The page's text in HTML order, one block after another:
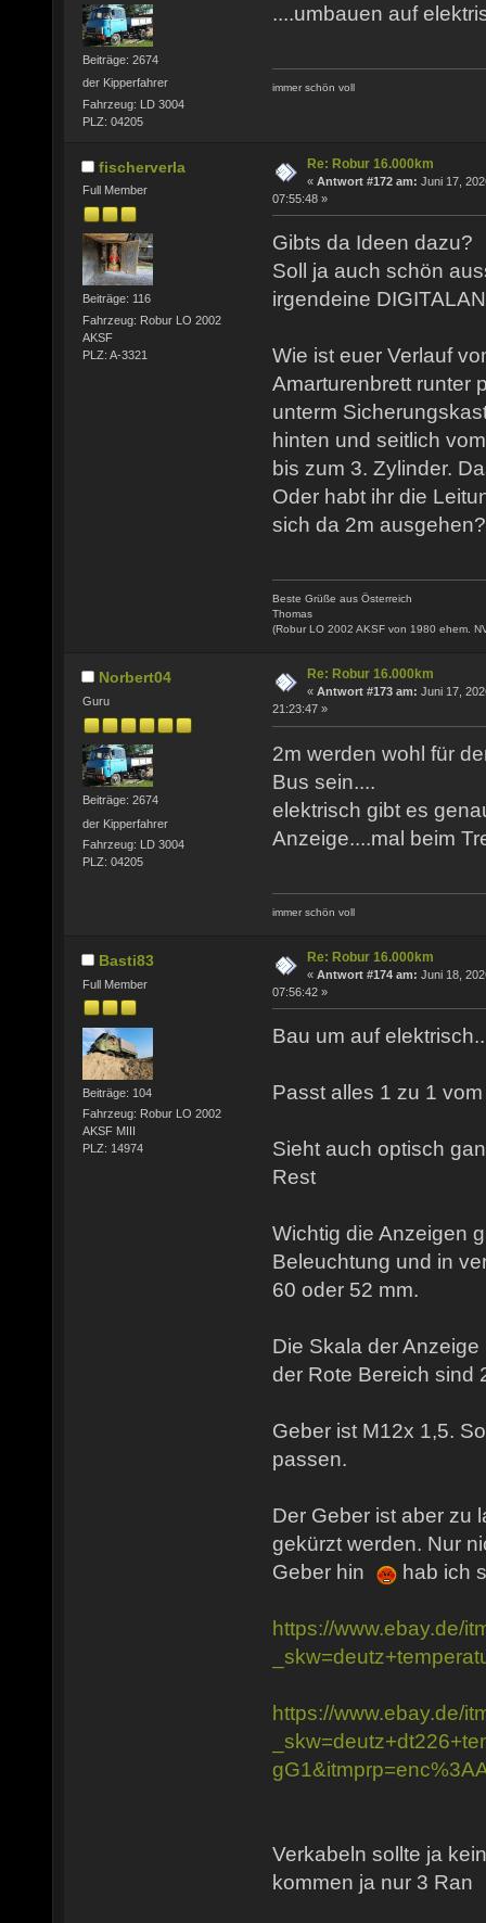
Beiträge: 2674
der Kipperfahrer
Fahrzeug: LD 3004
PLZ: 04205
....umbauen auf
immer schön voll
fischerverla
Full Member
Beiträge: 116
Fahrzeug: Robur LO 2002
AKSF
PLZ: A-3321
Re: Robur 16.000km
« Antwort #172 am: Juni 17,
07:55:48 »
Gibts da Ideen dazu?
Soll ja auch schön
irgendeine
Wie ist euer Verlauf
Amarturenbrett runter
unterm
hinten und seitlich
bis zum 3. Zylinder.
Oder habt ihr die
sich da 2m ausgehen?
Beste Grüße aus Österreich
Thomas
(Robur LO 2002 AKSF von 1980 ehem.
Norbert04
Guru
Beiträge: 2674
der Kipperfahrer
Fahrzeug: LD 3004
PLZ: 04205
Re: Robur 16.000km
« Antwort #173 am: Juni 17,
21:23:47 »
2m werden wohl für
Bus sein....
elektrisch gibt es
Anzeige....mal beim
immer schön voll
Basti83
Full Member
Beiträge: 104
Fahrzeug: Robur LO 2002
AKSF MIII
PLZ: 14974
Re: Robur 16.000km
« Antwort #174 am: Juni 18,
07:56:42 »
Bau um auf
Passt alles 1 zu 1
Sieht auch optisch
Rest
Wichtig die Anzeigen
Beleuchtung und in
60 oder 52 mm.
Die Skala der
der Rote Bereich sind
Geber ist M12x 1,5.
passen.
Der Geber ist aber zu
gekürzt werden. Nur
Geber hin
hab ich
https://www.ebay.de/
https://www.ebay.de/
Verkabeln sollte ja
kommen ja nur 3 Ran